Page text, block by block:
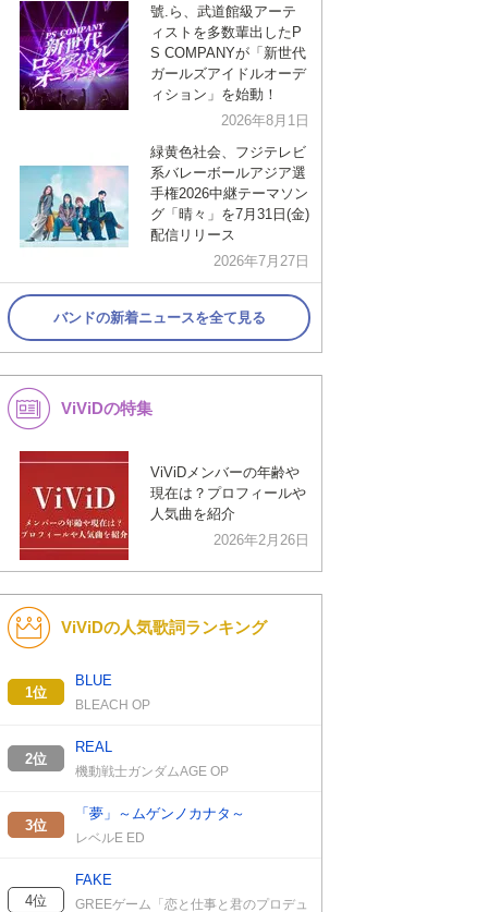
號.ら、武道館級アーテ
ィストを多数輩出したP
S COMPANYが「新世代
ガールズアイドルオーデ
ィション」を始動！
2026年8月1日
緑黄色社会、フジテレビ
系バレーボールアジア選
手権2026中継テーマソン
グ「晴々」を7月31日(金)
配信リリース
2026年7月27日
バンドの新着ニュースを全て見る
ViViDの特集
ViViDメンバーの年齢や
現在は？プロフィールや
人気曲を紹介
2026年2月26日
ViViDの人気歌詞ランキング
1位
BLUE
BLEACH OP
2位
REAL
機動戦士ガンダムAGE OP
3位
「夢」～ムゲンノカナタ～
レベルE ED
4位
FAKE
GREEゲーム「恋と仕事と君のプロデュ